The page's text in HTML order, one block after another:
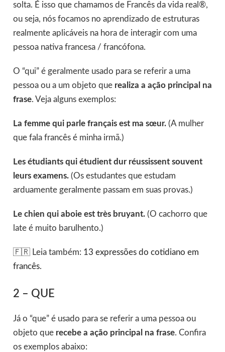
solta. É isso que chamamos de Francês da vida real®,
ou seja, nós focamos no aprendizado de estruturas
realmente aplicáveis na hora de interagir com uma
pessoa nativa francesa / francófona.
O “qui” é geralmente usado para se referir a uma
pessoa ou a um objeto que realiza a ação principal na
frase. Veja alguns exemplos:
La femme qui parle français est ma sœur.(A mulher
que fala francês é minha irmã.)
Les étudiants qui étudient dur réussissent souvent
leurs examens.(Os estudantes que estudam
arduamente geralmente passam em suas provas.)
Le chien qui aboie est très bruyant.(O cachorro que
late é muito barulhento.)
🇫🇷 Leia também: 13 expressões do cotidiano em
francês.
2 – QUE
Já o “que” é usado para se referir a uma pessoa ou
objeto que recebe a ação principal na frase. Confira
os exemplos abaixo: